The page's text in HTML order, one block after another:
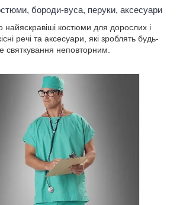
бороди-вуса, перуки, аксесуари
костюми для дорослих і
речі та аксесуари, які зроблять будь-
святкування неповторним.